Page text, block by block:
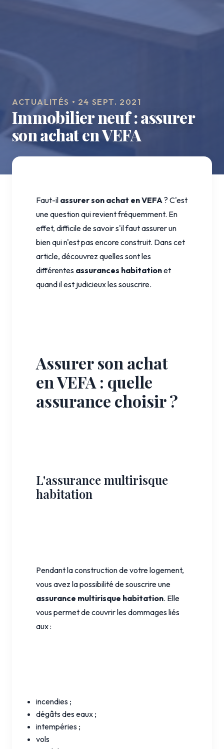
ACTUALITÉS • 24 SEPT. 2021
Immobilier neuf : assurer
son achat en VEFA
Faut-il assurer son achat en VEFA? C'est
une question qui revient fréquemment. En
effet, difficile de savoir s'il faut assurer un
bien qui n'est pas encore construit. Dans cet
article, découvrez quelles sont les
différentes assurances habitationet
quand il est judicieux les souscrire.
Assurer son achat
en VEFA : quelle
assurance choisir ?
L'assurance multirisque
habitation
Pendant la construction de votre logement,
vous avez la possibilité de souscrire une
assurance multirisque habitation. Elle
vous permet de couvrir les dommages liés
aux :
incendies ;
dégâts des eaux ;
intempéries ;
vols